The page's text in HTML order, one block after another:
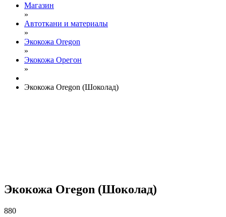
Магазин
»
Автоткани и материалы
»
Экокожа Oregon
»
Экокожа Орегон
»
Экокожа Oregon (Шоколад)
Экокожа Oregon (Шоколад)
880